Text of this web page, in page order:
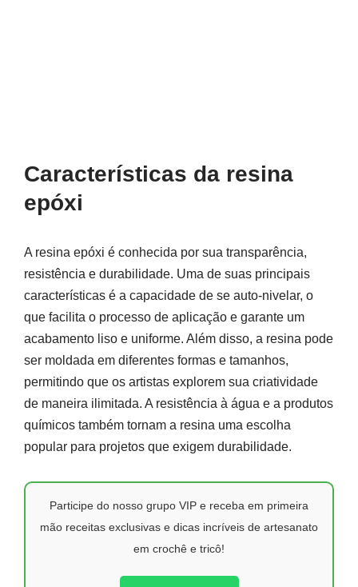
Características da resina
epóxi
A resina epóxi é conhecida por sua transparência,
resistência e durabilidade. Uma de suas principais
características é a capacidade de se auto-nivelar, o
que facilita o processo de aplicação e garante um
acabamento liso e uniforme. Além disso, a resina pode
ser moldada em diferentes formas e tamanhos,
permitindo que os artistas explorem sua criatividade
de maneira ilimitada. A resistência à água e a produtos
químicos também tornam a resina uma escolha
popular para projetos que exigem durabilidade.
Participe do nosso grupo VIP e receba em primeira
mão receitas exclusivas e dicas incríveis de artesanato
em crochê e tricô!